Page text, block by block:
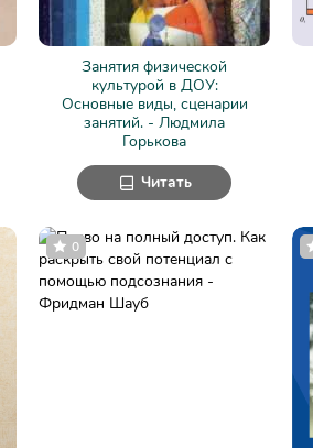
Занятия физической
культурой в ДОУ:
Основные виды, сценарии
занятий. - Людмила
Горькова
Читать
0